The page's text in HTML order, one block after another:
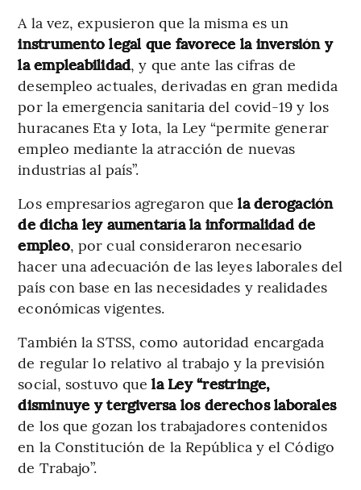
A la vez, expusieron que la misma es un
instrumento legal que favorece la inversión y
la empleabilidad, y que ante las cifras de
desempleo actuales, derivadas en gran medida
por la emergencia sanitaria del covid-19 y los
huracanes Eta y Iota, la Ley “permite generar
empleo mediante la atracción de nuevas
industrias al país”.
Los empresarios agregaron quela derogación
de dicha ley aumentaría la informalidad de
empleo, por cual consideraron necesario
hacer una adecuación de las leyes laborales del
país con base en las necesidades y realidades
económicas vigentes.
También la STSS, como autoridad encargada
de regular lo relativo al trabajo y la previsión
social, sostuvo quela Ley “restringe,
disminuye y tergiversa los derechos laborales
de los que gozan los trabajadores contenidos
en la Constitución de la República y el Código
de Trabajo”.